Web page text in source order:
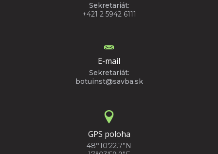
Sekretariát:
+421 2 5942 6111
E-mail
Sekretariát:
botuinst@savba.sk
GPS poloha
48°10'22.7”N